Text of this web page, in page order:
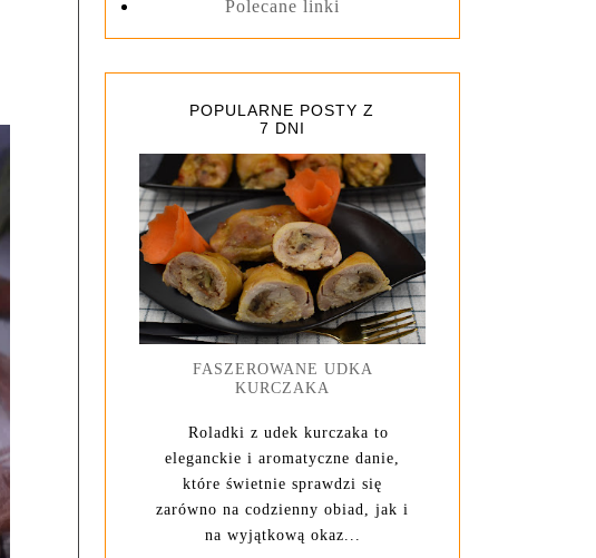
Polecane linki
POPULARNE POSTY Z
7 DNI
FASZEROWANE UDKA
KURCZAKA
Roladki z udek kurczaka to
eleganckie i aromatyczne danie,
które świetnie sprawdzi się
zarówno na codzienny obiad, jak i
na wyjątkową okaz...